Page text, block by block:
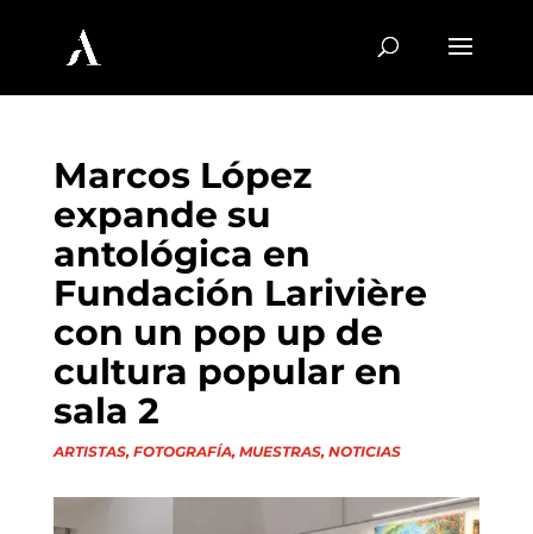
Marcos López
expande su
antológica en
Fundación Larivière
con un pop up de
cultura popular en
sala 2
ARTISTAS, FOTOGRAFÍA, MUESTRAS, NOTICIAS